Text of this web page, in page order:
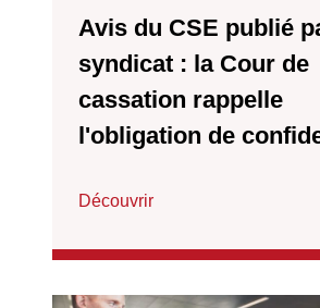
Avis du CSE publié
syndicat : la Cour de
cassation rappelle
l'obligation de
Découvrir